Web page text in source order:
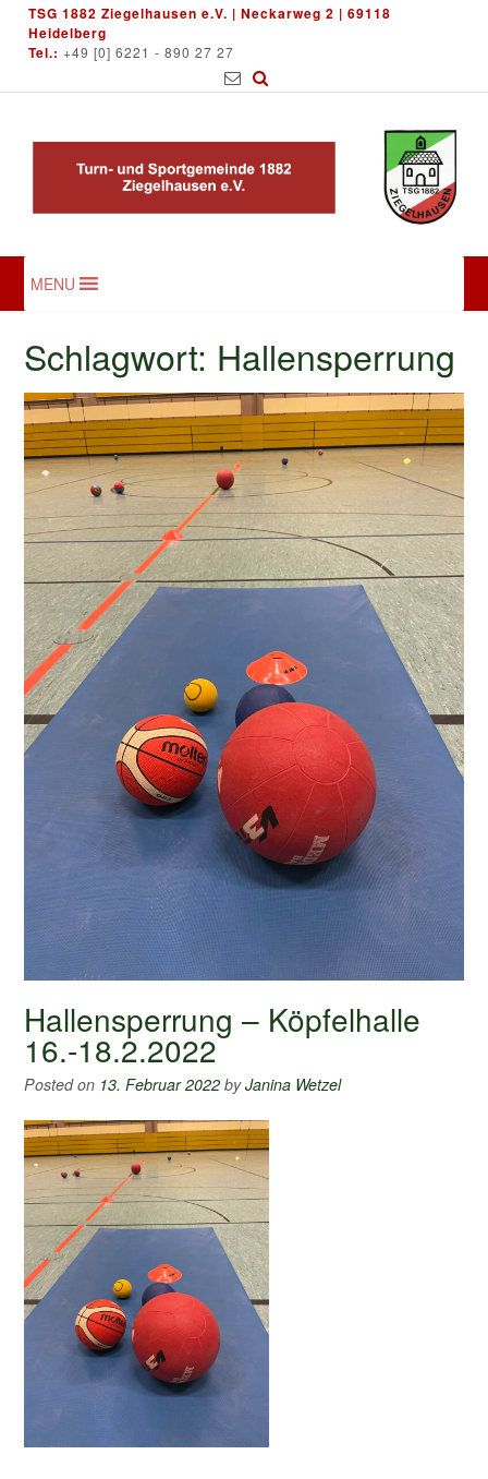
Skip
content
TSG 1882 Ziegelhausen e.V. | Neckarweg 2 | 69118
Heidelberg
Tel.: +49 [0] 6221 - 890 27 27
MENU
Schlagwort: Hallensperrung
Hallensperrung – Köpfelhalle
16.-18.2.2022
Posted on 13. Februar 2022 byJanina Wetzel